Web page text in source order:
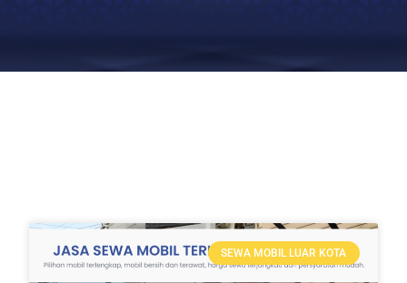
SEWA MOBIL LUAR KOTA